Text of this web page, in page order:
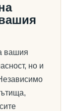
вашия
но и